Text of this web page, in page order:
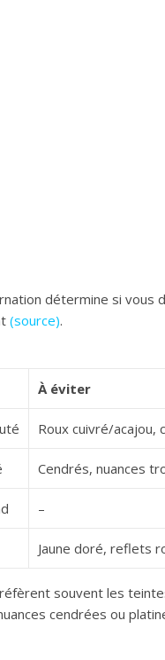
détermine si vous
(source).
À éviter
Roux cuivré/acajou,
Cendrés, nuances
–
Jaune doré, reflets
souvent les
cendrées ou